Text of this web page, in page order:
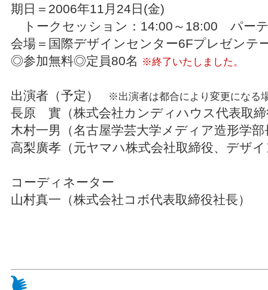
期日＝2006年11月24日(金)
トークセッション：14:00～18:00 パー
会場＝国際デザインセンター6Fプレゼンテ
◎参加無料◎定員80名 ※終了いたしました。
出演者（予定） ※出演者は都合により変更になる
長原 實（株式会社カンディハウス代表取締
木村一男（名古屋学芸大学メディア造形学部
高梨廣孝（元ヤマハ株式会社取締役、デザ
コーディネーター
山村真一（株式会社コボ代表取締役社長）